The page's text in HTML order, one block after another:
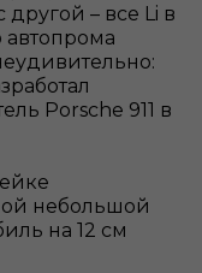
– все Li в
автопрома
Porsche 911 в
небольшой
на 12 см